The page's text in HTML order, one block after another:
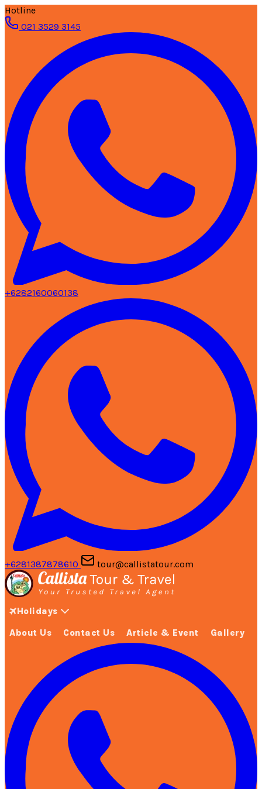
Hotline
021 3529 3145
+6282160060138
+6281387878610 tour@callistatour.com
Holidays
About Us Contact Us Article & Event Gallery